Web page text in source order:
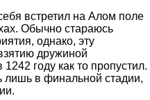
встретил на Алом поле
Обычно стараюсь
однако, эту
дружиной
году как то пропустил.
лишь в финальной стадии,